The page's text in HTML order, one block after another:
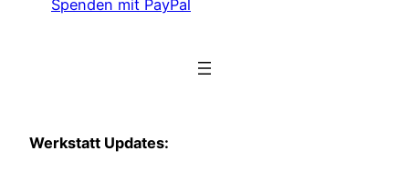
Spenden mit PayPal
Werkstatt Updates: